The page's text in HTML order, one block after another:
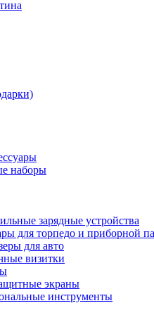
наборы
зарядные устройства
для торпедо и приборной
для авто
визитки
экраны
инструменты